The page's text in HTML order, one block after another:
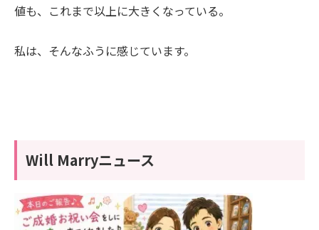
値も、これまで以上に大きくなっている。
私は、そんなふうに感じています。
Will Marryニュース